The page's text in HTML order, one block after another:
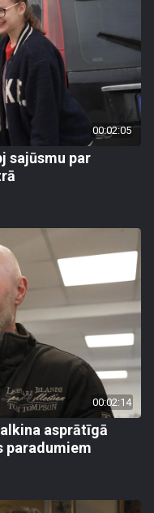
00:02:05
sajūsmu par
00:02:14
asprātīgā
paradumiem